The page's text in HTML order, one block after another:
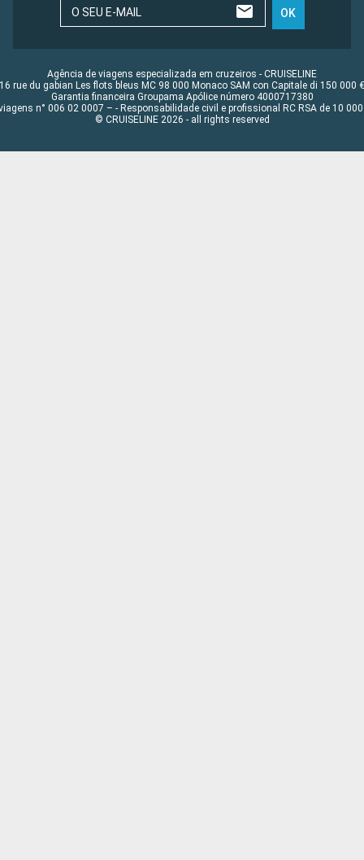
O SEU E-MAIL OK
Agência de viagens especializada em cruzeiros - CRUISELINE
16 rue du gabian Les flots bleus MC 98 000 Monaco SAM con Capitale di 150 000 €
Garantia financeira Groupama Apólice número 4000717380
n° 006 02 0007 – - Responsabilidade civil e profissional RC RSA de 10 000
© CRUISELINE 2026 - all rights reserved